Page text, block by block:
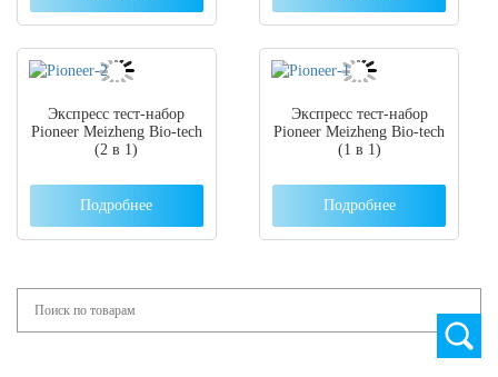
Экспресс тест-набор
Pioneer Meizheng Bio-tech
(2 в 1)
Подробнее
Экспресс тест-набор
Pioneer Meizheng Bio-tech
(1 в 1)
Подробнее